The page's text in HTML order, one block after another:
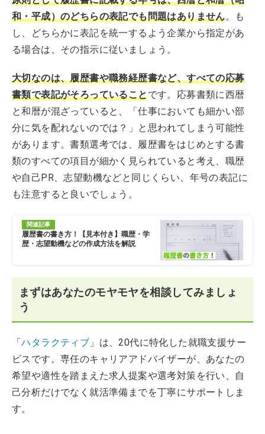
和・平成）のどちらの表記でも問題はありません。も
し、どちらかに表記を統一するよう企業から指定があ
る場合は、その指示に従いましょう。
大切なのは、履歴書や職務経歴書など、すべての応募
書類で表記がそろっていることです。応募書類に西暦
と和暦が混ざっていると、「仕事においても細かい部
分に気を配れないのでは？」と思われてしまう可能性
があります。書類選考では、履歴書をはじめとする書
類のすべての項目が細かく見られていると考え、職歴
や自己PR、志望動機などと同じくらい、年号の表記に
も注意すると良いでしょう。
関連記事
履歴書の書き方！【見本付き】職歴・学
歴・志望動機などの作成方法を解説
まずはあなたのモヤモヤを相談してみましょ
う
「ハタラクティブ 」は、20代に特化した就職支援サー
ビスです。専任のキャリアアドバイザーが、あなたの
希望や適性を踏まえた求人提案や選考対策を行い、自
己分析だけでなく就活準備までを丁寧にサポートしま
す。